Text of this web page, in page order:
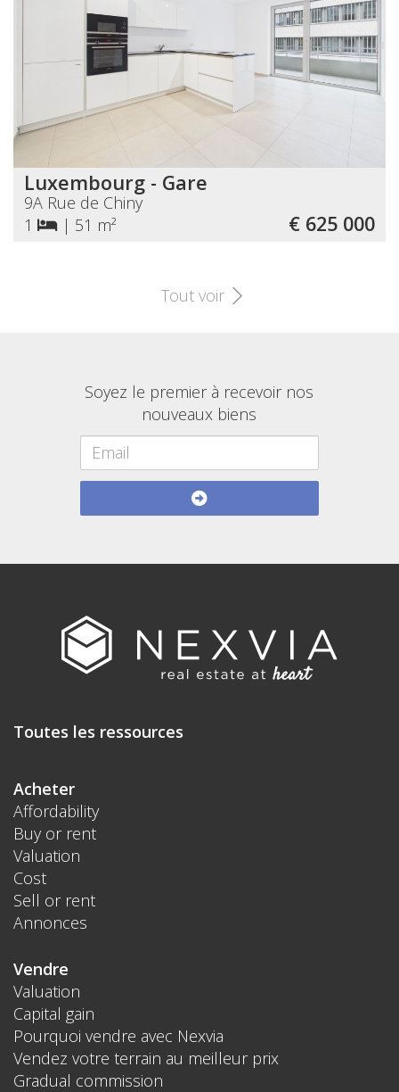
Luxembourg - Gare
9A Rue de Chiny
1
| 51 m² € 625 000
Tout voir
Soyez le premier à recevoir nos
nouveaux biens
Toutes les ressources
Acheter
Affordability
Buy or rent
Valuation
Cost
Sell or rent
Annonces
Vendre
Valuation
Capital gain
Pourquoi vendre avec Nexvia
Vendez votre terrain au meilleur prix
Gradual commission